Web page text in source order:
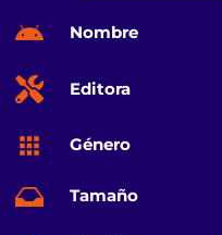
Nombre
Editora
Género
Tamaño